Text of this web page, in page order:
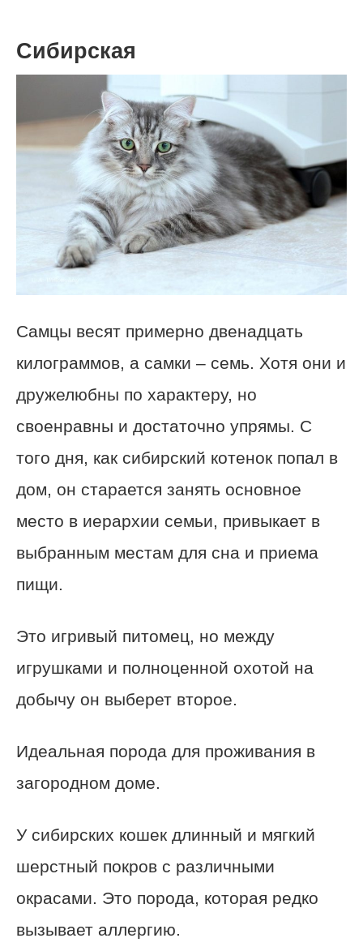
Сибирская
Самцы весят примерно двенадцать
килограммов, а самки – семь. Хотя они и
дружелюбны по характеру, но
своенравны и достаточно упрямы. С
того дня, как сибирский котенок попал в
дом, он старается занять основное
место в иерархии семьи, привыкает в
выбранным местам для сна и приема
пищи.
Это игривый питомец, но между
игрушками и полноценной охотой на
добычу он выберет второе.
Идеальная порода для проживания в
загородном доме.
У сибирских кошек длинный и мягкий
шерстный покров с различными
окрасами. Это порода, которая редко
вызывает аллергию.